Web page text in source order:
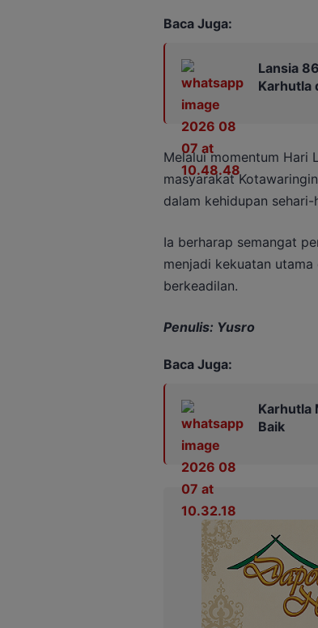
Baca Juga:
Lansia
Karhutla
Melalui momentum Hari
masyarakat
dalam kehidupan sehari-
Ia berharap semangat
menjadi kekuatan
berkeadilan.
Penulis: Yusro
Baca Juga:
Karhutla
Baik